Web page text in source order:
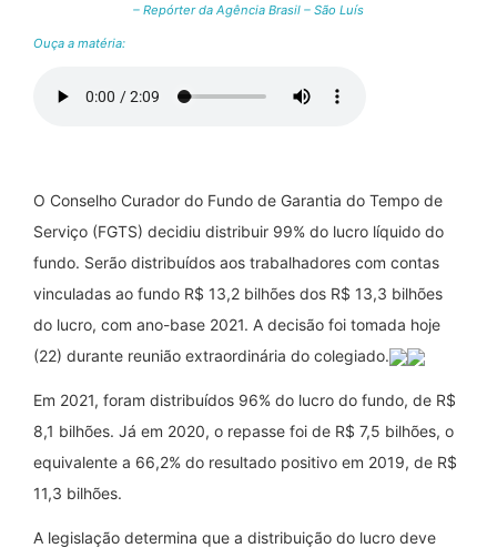
– Repórter da Agência Brasil – São Luís
Ouça a matéria:
O Conselho Curador do Fundo de Garantia do Tempo de
Serviço (FGTS) decidiu distribuir 99% do lucro líquido do
fundo. Serão distribuídos aos trabalhadores com contas
vinculadas ao fundo R$ 13,2 bilhões dos R$ 13,3 bilhões
do lucro, com ano-base 2021. A decisão foi tomada hoje
(22) durante reunião extraordinária do colegiado.
Em 2021, foram distribuídos 96% do lucro do fundo, de R$
8,1 bilhões. Já em 2020, o repasse foi de R$ 7,5 bilhões, o
equivalente a 66,2% do resultado positivo em 2019, de R$
11,3 bilhões.
A legislação determina que a distribuição do lucro deve